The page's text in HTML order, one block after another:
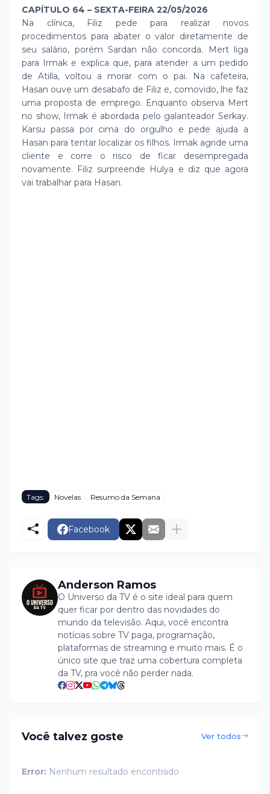
CAPÍTULO 64 – SEXTA-FEIRA 22/05/2026
Na clínica, Filiz pede para realizar novos
procedimentos para abater o valor diretamente de
seu salário, porém Sardan não concorda. Mert liga
para Irmak e explica que, para atender a um pedido
de Atilla, voltou a morar com o pai. Na cafeteira,
Hasan ouve um desabafo de Filiz e, comovido, lhe faz
uma proposta de emprego. Enquanto observa Mert
no show, Irmak é abordada pelo galanteador Serkay.
Karsu passa por cima do orgulho e pede ajuda a
Hasan para tentar localizar os filhos. Irmak agride uma
cliente e corre o risco de ficar desempregada
novamente. Filiz surpreende Hulya e diz que agora
vai trabalhar para Hasan.
Tags: Novelas Resumo da Semana
Facebook
Anderson Ramos
O Universo da TV é o site ideal para quem
quer ficar por dentro das novidades do
mundo da televisão. Aqui, você encontra
notícias sobre TV paga, programação,
plataformas de streaming e muito mais. É o
único site que traz uma cobertura completa
da TV, pra você não perder nada.
Você talvez goste Ver todos
Error: Nenhum resultado encontrado